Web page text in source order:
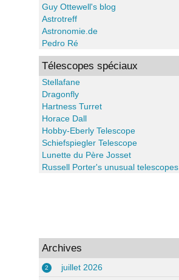
Guy Ottewell's blog
Astrotreff
Astronomie.de
Pedro Ré
Télescopes spéciaux
Stellafane
Dragonfly
Hartness Turret
Horace Dall
Hobby-Eberly Telescope
Schiefspiegler Telescope
Lunette du Père Josset
Russell Porter's unusual telescopes
Archives
2 juillet 2026